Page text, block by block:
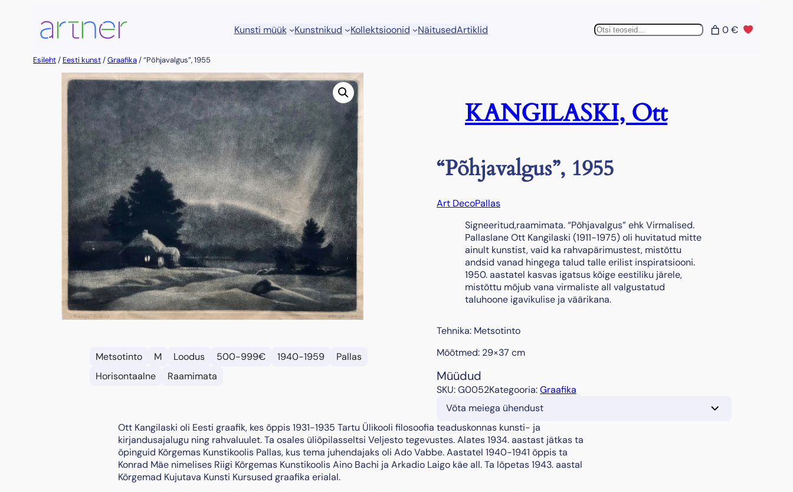
Kunsti müük Kunstnikud Kollektsioonid NäitusedArtiklid Otsing 0 €
Esileht/ Eesti kunst/Graafika/ “Põhjavalgus”, 1955
Metsotinto M Loodus 500-999€ 1940-1959
Pallas
Horisontaalne
Raamimata
KANGILASKI, Ott
“Põhjavalgus”, 1955
Art DecoPallas
Signeeritud,raamimata. “Põhjavalgus” ehk Virmalised.
Pallaslane Ott Kangilaski (1911-1975) oli huvitatud mitte
ainult kunstist, vaid ka rahvapärimustest, mistõttu
andsid vanad hingega talud talle erilist inspiratsiooni.
1950. aastatel kasvas igatsus kõige eestiliku järele,
mistõttu mõjub vana virmaliste all valgustatud
taluhoone igavikulise ja väärikana.
Tehnika: Metsotinto
Mõõtmed: 29×37 cm
Müüdud
SKU:G0052Kategooria:Graafika
Võta meiega ühendust
Ott Kangilaski oli Eesti graafik, kes õppis 1931-1935 Tartu Ülikooli filosoofia teaduskonnas kunsti- ja
kirjandusajalugu ning rahvaluulet. Ta osales üliõpilasseltsi Veljesto tegevustes. Alates 1934. aastast jätkas ta
õpinguid Kõrgemas Kunstikoolis Pallas, kus tema juhendajaks oli Ado Vabbe. Aastatel 1940-1941 õppis ta
Konrad Mäe nimelises Riigi Kõrgemas Kunstikoolis Aino Bachi ja Arkadio Laigo käe all. Ta lõpetas 1943. aastal
Kõrgemad Kujutava Kunsti Kursused graafika erialal.